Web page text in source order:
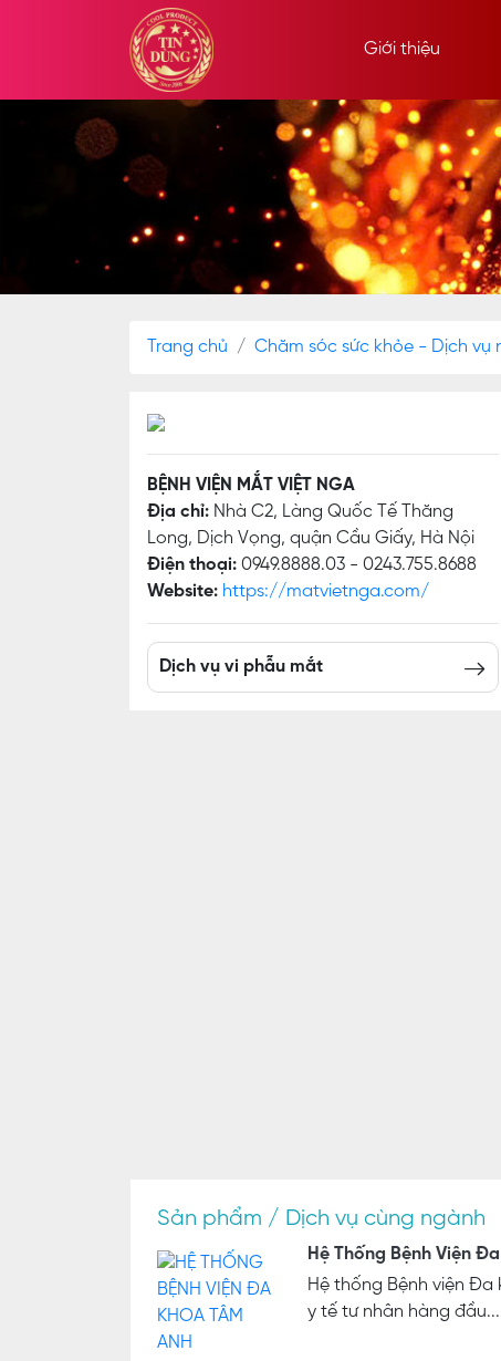
Giới thiệu
Trang chủ Chăm sóc sức khỏe - Dịch
BỆNH VIỆN MẮT VIỆT NGA
Địa chỉ: Nhà C2, Làng Quốc Tế Thăng
Long, Dịch Vọng, quận Cầu Giấy, Hà Nội
Điện thoại: 0949.8888.03 - 0243.755.8688
Website: https://matvietnga.com/
Dịch vụ vi phẫu mắt
Sản phẩm / Dịch vụ cùng ngành
Hệ Thống Bệnh Viện
Hệ thống Bệnh viện Đa
y tế tư nhân hàng đầu...